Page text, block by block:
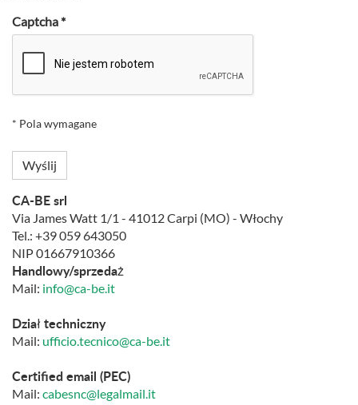
Captcha *
* Pola wymagane
Wyślij
CA-BE srl
Via James Watt 1/1 - 41012 Carpi (MO) - Włochy
Tel.: +39 059 643050
NIP 01667910366
Handlowy/sprzedaż
Mail: info@ca-be.it
Dział techniczny
Mail: ufficio.tecnico@ca-be.it
Certified email (PEC)
Mail: cabesnc@legalmail.it